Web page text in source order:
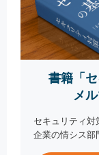
書籍「
メ
セキュリティ対
企業の情シス部